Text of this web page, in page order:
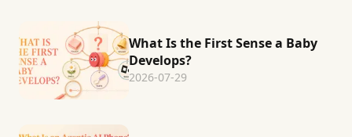
What Is the First Sense a Baby
Develops?
2026-07-29